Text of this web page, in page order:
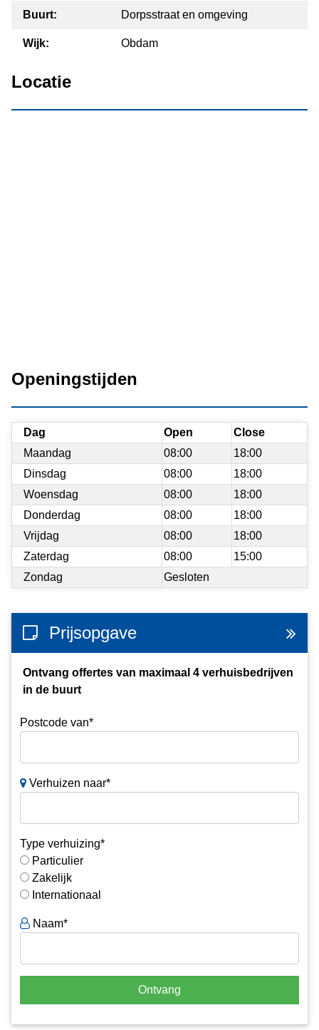
Buurt: Dorpsstraat en omgeving
Wijk: Obdam
Locatie
Openingstijden
Dag Open
Close
Maandag
08:00
18:00
Dinsdag
08:00
18:00
Woensdag
08:00
18:00
Donderdag
08:00
18:00
Vrijdag
08:00
18:00
Zaterdag
08:00
15:00
Zondag
Gesloten
Prijsopgave
Ontvang offertes van maximaal 4 verhuisbedrijven
in de buurt
Postcode van*
Verhuizen naar*
Type verhuizing*
Particulier
Zakelijk
Internationaal
Naam*
Ontvang